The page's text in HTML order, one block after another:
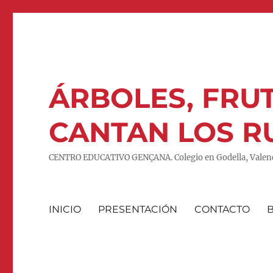
ÁRBOLES,
CANTAN LOS
CENTRO EDUCATIVO GENÇANA. Colegio en Godella,
INICIO PRESENTACIÓN CONTACTO